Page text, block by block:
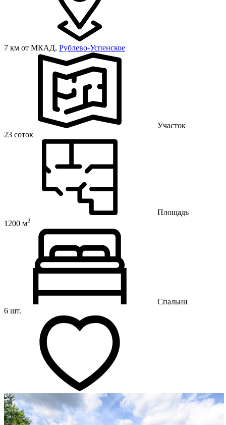
7 км от МКАД, Рублево-Успенское
Участок
23 соток
Площадь
1200 м2
Спальни
6 шт.